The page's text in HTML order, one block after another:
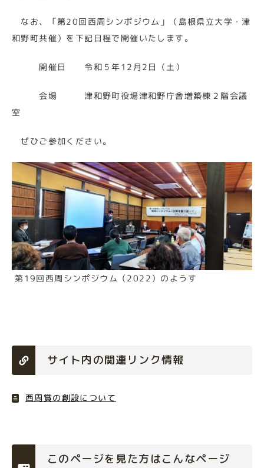
なお、「第20回西周シンポジウム」（島根県立大学・津
和野町共催）を下記日程で開催いたします。
開催日 令和５年12月2日（土）
会場 津和野町役場津和野庁舎増築棟２階会議
室
ぜひご参加ください。
第19回西周シンポジウム（2022）のようす
サイト内の関連リンク情報
西周賞の創設について
このページを見た方はこんなページ